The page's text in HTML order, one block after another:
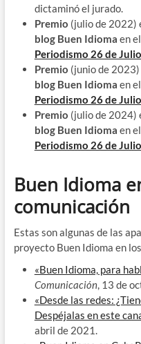
dictaminó el jurado.
Premio (julio de 2022)
blog Buen Idioma en el
Periodismo 26 de Julio
Premio (junio de
blog Buen Idioma en el
Periodismo 26 de
Premio (julio de 2024)
blog Buen Idioma en el
Periodismo 26 de
Buen Idioma
comunicación
Estas son algunas de las
proyecto Buen Idioma en
«Buen Idioma, para
Comunicación, 13 de
«Desde las redes:
Despéjalas en este
abril de 2021.